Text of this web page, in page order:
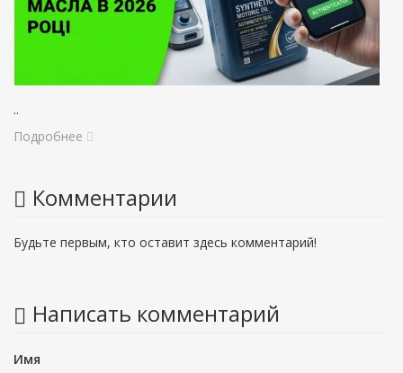
..
Подробнее
Комментарии
Будьте первым, кто оставит здесь комментарий!
Написать комментарий
Имя